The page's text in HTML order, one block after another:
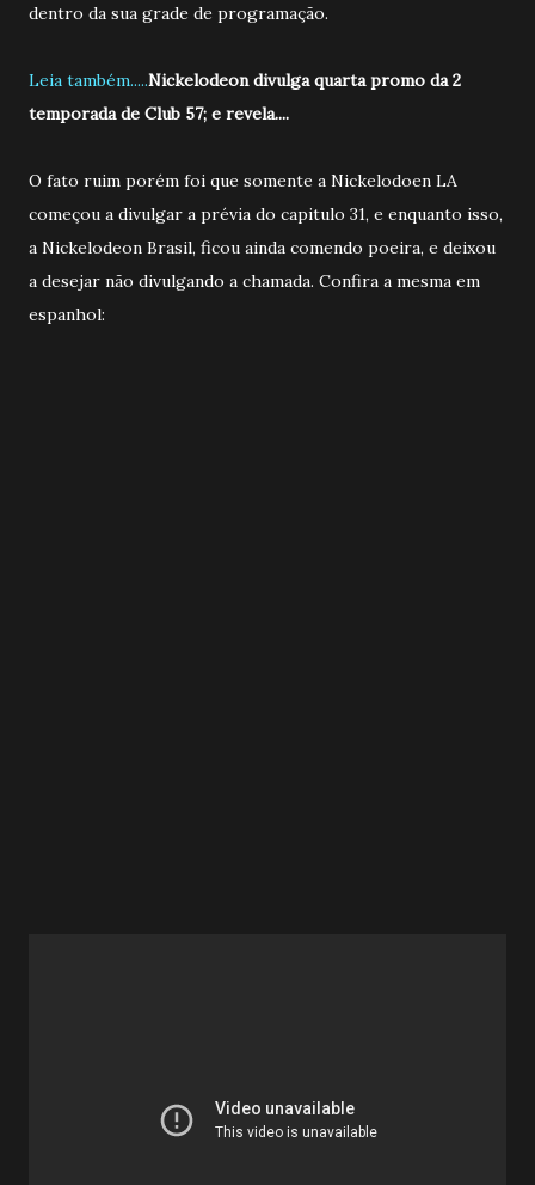
dentro da sua grade de programação.
Leia também.....Nickelodeon divulga quarta promo da 2
temporada de Club 57; e revela....
O fato ruim porém foi que somente a Nickelodoen LA
começou a divulgar a prévia do capitulo 31, e enquanto isso,
a Nickelodeon Brasil, ficou ainda comendo poeira, e deixou
a desejar não divulgando a chamada. Confira a mesma em
espanhol: